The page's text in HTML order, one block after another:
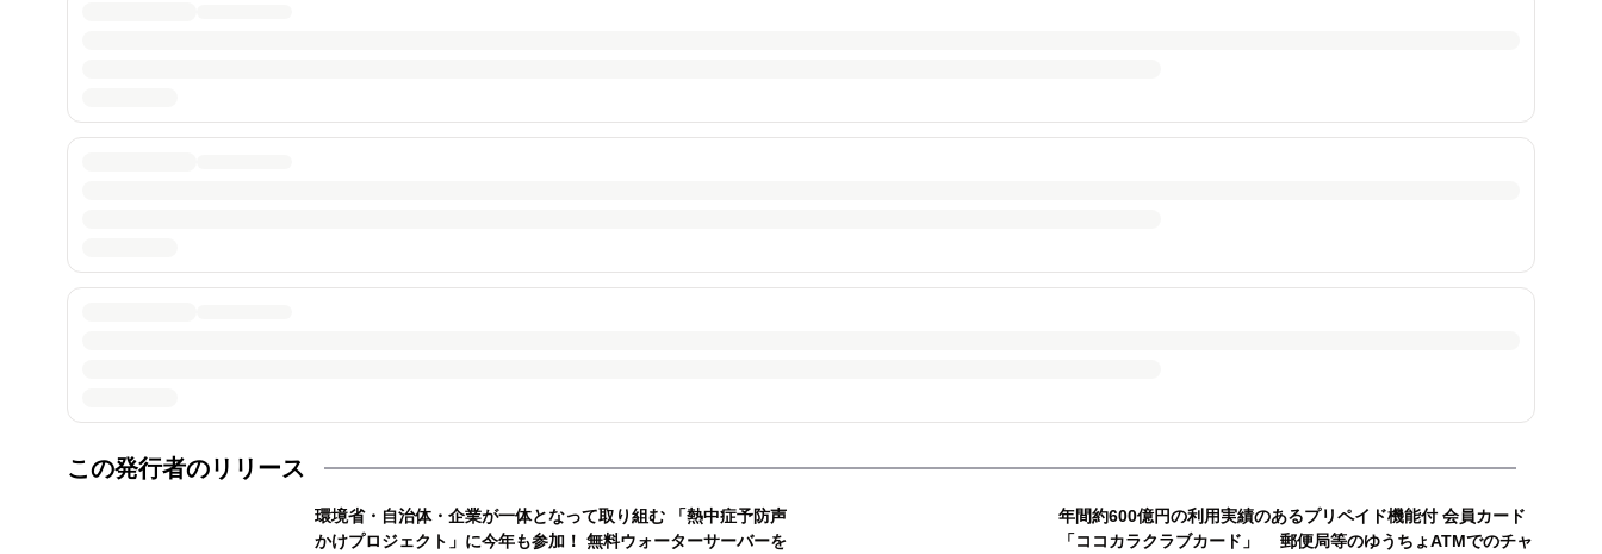
この発行者のリリース
環境省・自治体・企業が一体となって取り組む 「熱中症予防声
かけプロジェクト」に今年も参加！ 無料ウォーターサーバーを
年間約600億円の利用実績のあるプリペイド機能付 会員カード
「ココカラクラブカード」 郵便局等のゆうちょATMでのチャ